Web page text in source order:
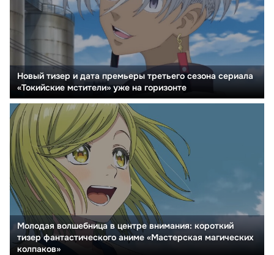
Новый тизер и дата премьеры третьего сезона сериала
«Токийские мстители» уже на горизонте
Молодая волшебница в центре внимания: короткий
тизер фантастического аниме «Мастерская магических
колпаков»